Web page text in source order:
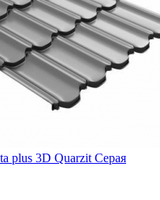
plus 3D Quarzit Серая